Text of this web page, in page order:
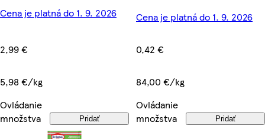
Cena je platná do 1. 9. 2026
2,99 €
5,98 €/kg
Ovládanie
množstva
Pridať
Cena je platná do 1. 9. 2026
0,42 €
84,00 €/kg
Ovládanie
množstva
Pridať